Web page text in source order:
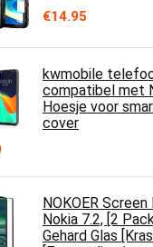
€14.95
kwmobile
compatibel met
Hoesje voor
cover
NOKOER
Nokia 7.2, [2
Gehard Glas